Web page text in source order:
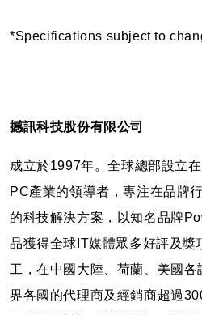
*Specifications subject to
撼訊科技股份有限公司
成立於1997年。全球總部設立
PC產業的領導者，專注在品牌
的科技解決方案，以知名品牌
品獲得全球IT媒體眾多好評及獎
工，在中國大陸、荷蘭、美國
界各國的代理商及經銷商超過